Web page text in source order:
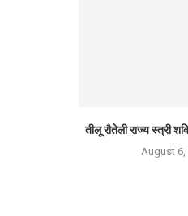
तीलू रौतेली राज्य स्त्री
August 6,